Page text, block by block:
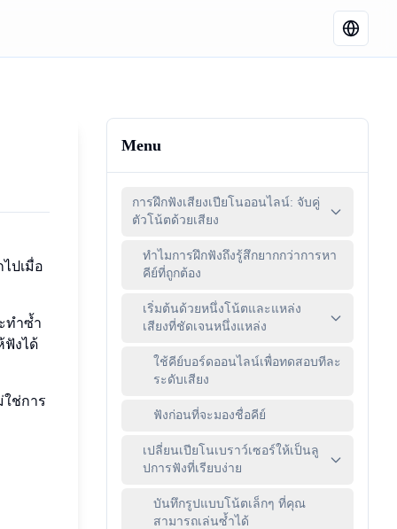
ปเมื่อ
ทำซ้ำ
ฟังได้
ช่การ
Menu
การฝึกฟังเสียงเปียโนออนไลน์: จับคู่
ตัวโน้ตด้วยเสียง
ทำไมการฝึกฟังถึงรู้สึกยากกว่าการหา
คีย์ที่ถูกต้อง
เริ่มต้นด้วยหนึ่งโน้ตและแหล่ง
เสียงที่ชัดเจนหนึ่งแหล่ง
ใช้คีย์บอร์ดออนไลน์เพื่อทดสอบทีละ
ระดับเสียง
ฟังก่อนที่จะมองชื่อคีย์
เปลี่ยนเปียโนเบราว์เซอร์ให้เป็นลู
ปการฟังที่เรียบง่าย
บันทึกรูปแบบโน้ตเล็กๆ ที่คุณ
สามารถเล่นซ้ำได้